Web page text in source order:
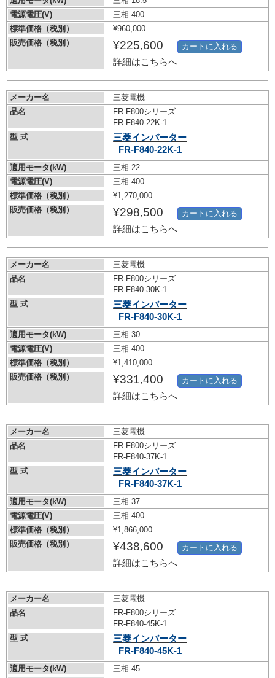
電源電圧(V)
三相 400
標準価格（税別）
¥960,000
販売価格（税別）
¥225,600
詳細はこちらへ
カートに入れる
メーカー名
三菱電機
品名
FR-F800シリーズ
FR-F840-22K-1
型 式
三菱インバーター
FR-F840-22K-1
適用モータ(kW)
三相 22
電源電圧(V)
三相 400
標準価格（税別）
¥1,270,000
販売価格（税別）
¥298,500
詳細はこちらへ
カートに入れる
メーカー名
三菱電機
品名
FR-F800シリーズ
FR-F840-30K-1
型 式
三菱インバーター
FR-F840-30K-1
適用モータ(kW)
三相 30
電源電圧(V)
三相 400
標準価格（税別）
¥1,410,000
販売価格（税別）
¥331,400
詳細はこちらへ
カートに入れる
メーカー名
三菱電機
品名
FR-F800シリーズ
FR-F840-37K-1
型 式
三菱インバーター
FR-F840-37K-1
適用モータ(kW)
三相 37
電源電圧(V)
三相 400
標準価格（税別）
¥1,866,000
販売価格（税別）
¥438,600
詳細はこちらへ
カートに入れる
メーカー名
三菱電機
品名
FR-F800シリーズ
FR-F840-45K-1
型 式
三菱インバーター
FR-F840-45K-1
適用モータ(kW)
三相 45